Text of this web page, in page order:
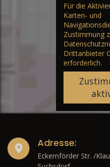
Für die
Karten- und
Zustimmung
Drittanbieter
erforderlich.
Adresse:
Eckernförder Str. /